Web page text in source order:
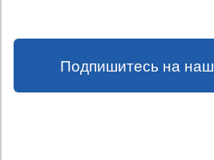
Подпишитесь на наш